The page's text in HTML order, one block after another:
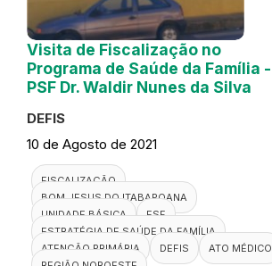
Visita de Fiscalização no
Programa de Saúde da Família -
PSF Dr. Waldir Nunes da Silva
DEFIS
10 de Agosto de 2021
FISCALIZAÇÃO
BOM JESUS DO ITABAPOANA
UNIDADE BÁSICA
ESF
ESTRATÉGIA DE SAÚDE DA FAMÍLIA
ATENÇÃO PRIMÁRIA
DEFIS
ATO MÉDICO